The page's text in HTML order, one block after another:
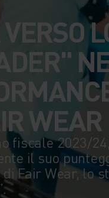
WEAR
fiscale 2023/
il suo
Fair Wear, lo